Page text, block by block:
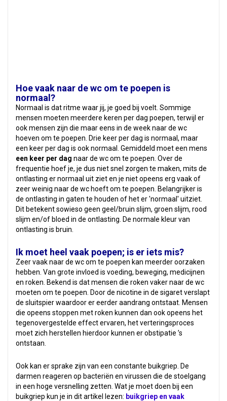
Hoe vaak naar de wc om te poepen is
normaal?
Normaal is dat ritme waar jij, je goed bij voelt. Sommige
mensen moeten meerdere keren per dag poepen, terwijl er
ook mensen zijn die maar eens in de week naar de wc
hoeven om te poepen. Drie keer per dag is normaal, maar
een keer per dag is ook normaal. Gemiddeld moet een mens
een keer per dag naar de wc om te poepen. Over de
frequentie hoef je, je dus niet snel zorgen te maken, mits de
ontlasting er normaal uit ziet en je niet opeens erg vaak of
zeer weinig naar de wc hoeft om te poepen. Belangrijker is
de ontlasting in gaten te houden of het er 'normaal' uitziet.
Dit betekent sowieso geen geel/bruin slijm, groen slijm, rood
slijm en/of bloed in de ontlasting. De normale kleur van
ontlasting is bruin.
Ik moet heel vaak poepen; is er iets mis?
Zeer vaak naar de wc om te poepen kan meerder oorzaken
hebben. Van grote invloed is voeding, beweging, medicijnen
en roken. Bekend is dat mensen die roken vaker naar de wc
moeten om te poepen. Door de nicotine in de sigaret verslapt
de sluitspier waardoor er eerder aandrang ontstaat. Mensen
die opeens stoppen met roken kunnen dan ook opeens het
tegenovergestelde effect ervaren, het verteringsproces
moet zich herstellen hierdoor kunnen er obstipatie ’s
ontstaan.
Ook kan er sprake zijn van een constante buikgriep. De
darmen reageren op bacteriën en virussen die de stoelgang
in een hoge versnelling zetten. Wat je moet doen bij een
buikgriep kun je in dit artikel lezen: buikgriep en vaak